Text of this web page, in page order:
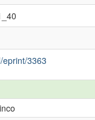
3363